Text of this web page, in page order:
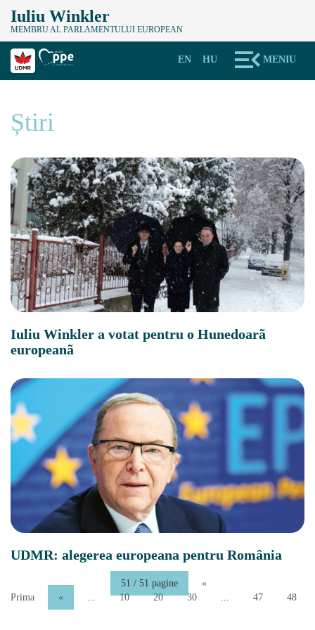
Iuliu Winkler
MEMBRU AL PARLAMENTULUI EUROPEAN
MENIU
HU
EN
Știri
Iuliu Winkler a votat pentru o Hunedoarã
europeanã
UDMR: alegerea europeana pentru România
51 / 51 pagine
«
Prima
« ... 10 20 30 ... 47 48